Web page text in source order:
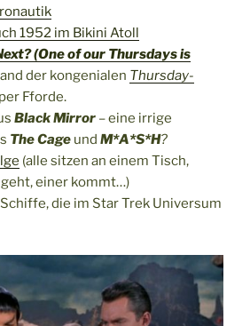
1952 im Bikini Atoll
(One of our Thursdays is
der kongenialen Thursday-
Fforde.
Black Mirror – eine irrige
The Cage und M*A*S*H?
(alle sitzen an einem Tisch,
einer kommt…)
die im Star Trek Universum